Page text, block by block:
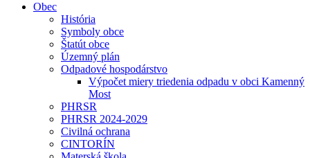
Obec
História
Symboly obce
Štatút obce
Územný plán
Odpadové hospodárstvo
Výpočet miery triedenia odpadu v obci Kamenný
Most
PHRSR
PHRSR 2024-2029
Civilná ochrana
CINTORÍN